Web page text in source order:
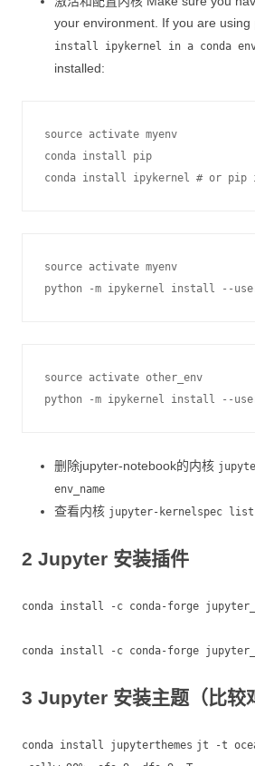
your environment. If you are using
install ipykernel in a conda
installed:
source activate myenv
conda install pip
source activate myenv
source activate other_env
删除jupyter-notebook的内核
env_name
查看内核 jupyter-kernelspec list
2 Jupyter 安装插件
conda install -c conda-forge
conda install -c conda-forge
3 Jupyter 安装主题（比较
conda install jupyterthemes jt -t